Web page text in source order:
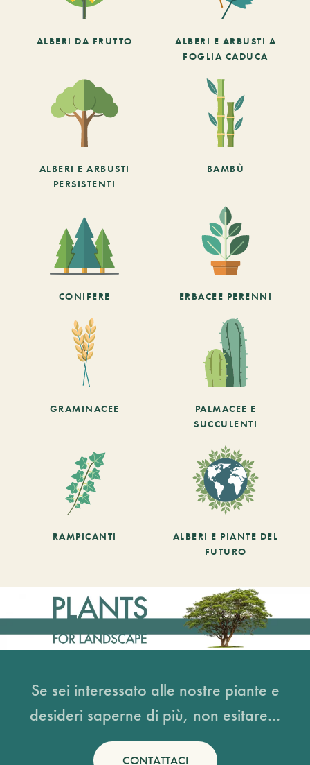
ALBERI DA FRUTTO
ALBERI E ARBUSTI A
FOGLIA CADUCA
ALBERI E ARBUSTI
PERSISTENTI
BAMBÙ
CONIFERE ERBACEE PERENNI
GRAMINACEE
PALMACEE E
SUCCULENTI
RAMPICANTI
ALBERI E PIANTE DEL
FUTURO
Se sei interessato alle nostre piante e
desideri saperne di più, non esitare...
CONTATTACI